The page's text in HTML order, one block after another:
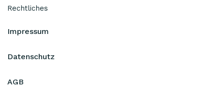
Rechtliches
Impressum
Datenschutz
AGB